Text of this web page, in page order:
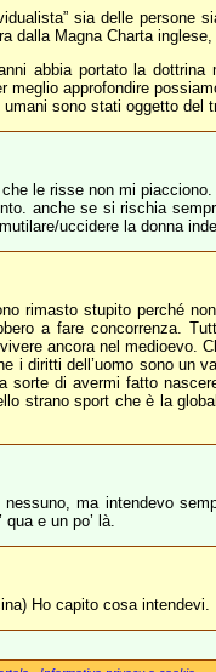
sia delle
dalla Magna Charta
abbia portato la dottrina
approfondire
sono stati oggetto
le risse non mi
anche se si rischia
uccidere la donna
rimasto stupito perché
a fare concorrenza.
ancora nel medioevo.
i diritti dell’uomo sono un
sorte di avermi fatto
strano sport che è la
ma intendevo
e un po’ là.
Ho capito cosa intendevi.